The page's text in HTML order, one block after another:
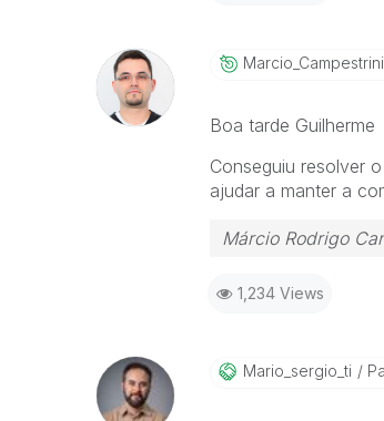
Marcio_CampestrIni
Boa tarde Guilherme
Conseguiu resolver
ajudar a manter a
Márcio Rodrigo
1,234 Views
Mario_sergio_ti